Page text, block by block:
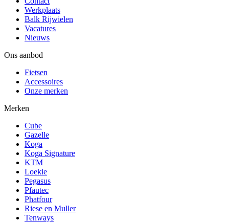
Werkplaats
Balk Rijwielen
Vacatures
Nieuws
Ons aanbod
Fietsen
Accessoires
Onze merken
Merken
Cube
Gazelle
Koga
Koga Signature
KTM
Loekie
Pegasus
Pfautec
Phatfour
Riese en Muller
Tenways